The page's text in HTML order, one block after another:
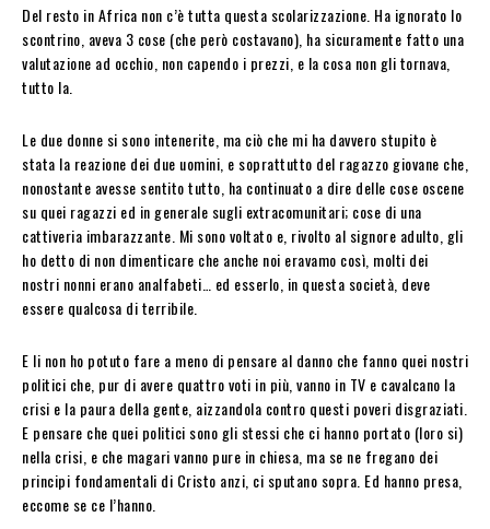
Del resto in Africa non c’è tutta questa scolarizzazione. Ha ignorato lo
scontrino, aveva 3 cose (che però costavano), ha sicuramente fatto una
valutazione ad occhio, non capendo i prezzi, e la cosa non gli tornava,
tutto la.
Le due donne si sono intenerite, ma ciò che mi ha davvero stupito è
stata la reazione dei due uomini, e soprattutto del ragazzo giovane che,
nonostante avesse sentito tutto, ha continuato a dire delle cose oscene
su quei ragazzi ed in generale sugli extracomunitari; cose di una
cattiveria imbarazzante. Mi sono voltato e, rivolto al signore adulto, gli
ho detto di non dimenticare che anche noi eravamo così, molti dei
nostri nonni erano analfabeti… ed esserlo, in questa società, deve
essere qualcosa di terribile.
E li non ho potuto fare a meno di pensare al danno che fanno quei nostri
politici che, pur di avere quattro voti in più, vanno in TV e cavalcano la
crisi e la paura della gente, aizzandola contro questi poveri disgraziati.
E pensare che quei politici sono gli stessi che ci hanno portato (loro si)
nella crisi, e che magari vanno pure in chiesa, ma se ne fregano dei
principi fondamentali di Cristo anzi, ci sputano sopra. Ed hanno presa,
eccome se ce l’hanno.